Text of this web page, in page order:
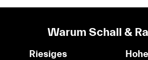
Warum Schall &
Riesiges
Hohe